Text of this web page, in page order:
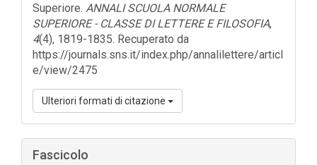
Superiore. ANNALI SCUOLA NORMALE
SUPERIORE - CLASSE DI LETTERE E FILOSOFIA,
4(4), 1819-1835. Recuperato da
https://journals.sns.it/index.php/annalilettere/articl
e/view/2475
Ulteriori formati di citazione
Fascicolo